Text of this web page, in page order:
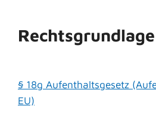
Rechtsgrundlage
§ 18g Aufenthaltsgesetz
EU)